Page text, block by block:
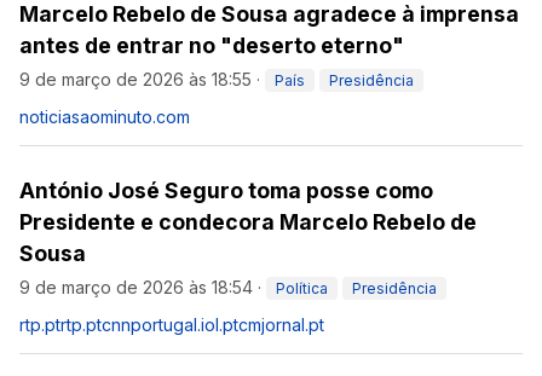
Marcelo Rebelo de Sousa agradece à imprensa
antes de entrar no "deserto eterno"
9 de março de 2026 às 18:55 · País Presidência
noticiasaominuto.com
António José Seguro toma posse como
Presidente e condecora Marcelo Rebelo de
Sousa
9 de março de 2026 às 18:54 · Política Presidência
rtp.ptrtp.ptcnnportugal.iol.ptcmjornal.pt